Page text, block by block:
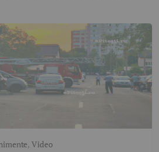
,Video